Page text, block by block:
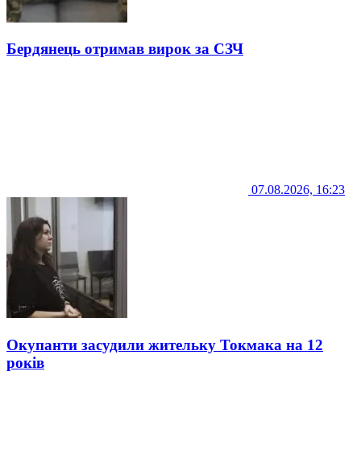
Бердянець отримав вирок за СЗЧ
07.08.2026, 16:23
Окупанти засудили жительку Токмака на 12
років